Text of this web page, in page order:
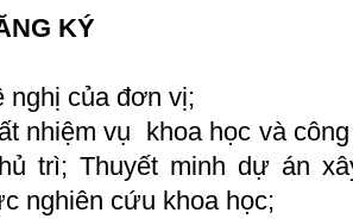
KÝ
nghị của đơn vị;
nhiệm vụ khoa học và
trì; Thuyết minh dự án
nghiên cứu khoa học;